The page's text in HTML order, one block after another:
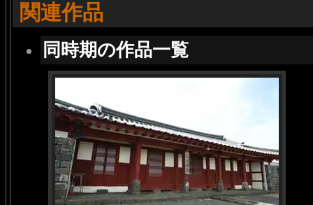
関連作品
同時期の作品一覧